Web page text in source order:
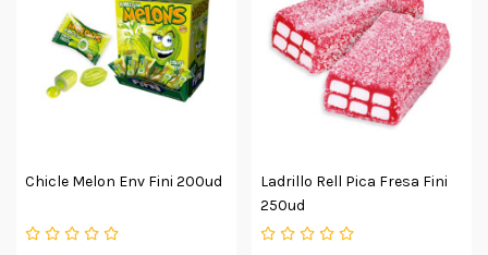
Chicle Melon Env Fini 200ud
Ladrillo Rell Pica Fresa Fini
250ud